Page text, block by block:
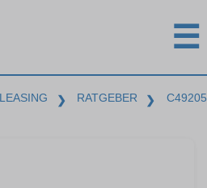
☰
LEASING ❯ RATGEBER ❯ C49205